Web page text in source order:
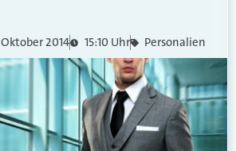
Oktober 2014 15:10 Uhr Personalien